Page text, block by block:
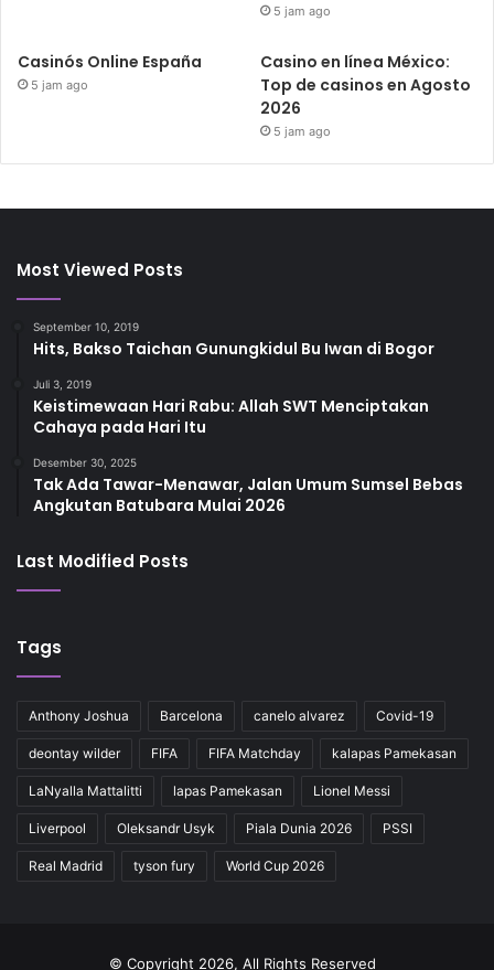
5 jam ago
Casinós Online España
5 jam ago
Casino en línea México:
Top de casinos en Agosto
2026
5 jam ago
Most Viewed Posts
September 10, 2019
Hits, Bakso Taichan Gunungkidul Bu Iwan di Bogor
Juli 3, 2019
Keistimewaan Hari Rabu: Allah SWT Menciptakan
Cahaya pada Hari Itu
Desember 30, 2025
Tak Ada Tawar-Menawar, Jalan Umum Sumsel Bebas
Angkutan Batubara Mulai 2026
Last Modified Posts
Tags
Anthony Joshua Barcelona canelo alvarez Covid-19
deontay wilder FIFA FIFA Matchday kalapas Pamekasan
LaNyalla Mattalitti lapas Pamekasan Lionel Messi
Liverpool Oleksandr Usyk Piala Dunia 2026 PSSI
Real Madrid tyson fury World Cup 2026
© Copyright 2026, All Rights Reserved